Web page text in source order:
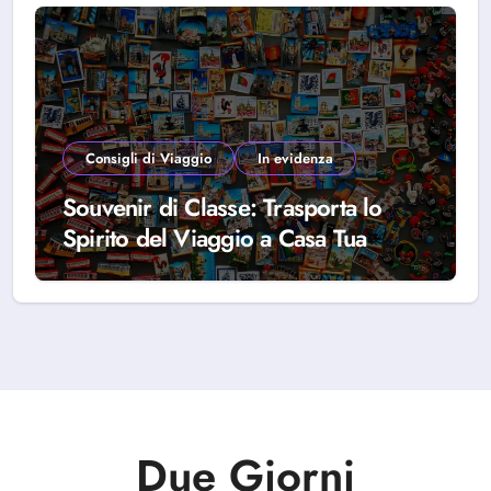
Consigli di Viaggio In evidenza
Souvenir di Classe: Trasporta lo
Spirito del Viaggio a Casa Tua
Due Giorni